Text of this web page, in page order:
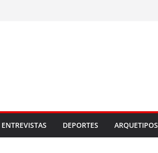
ENTREVISTAS DEPORTES ARQUETIPOS